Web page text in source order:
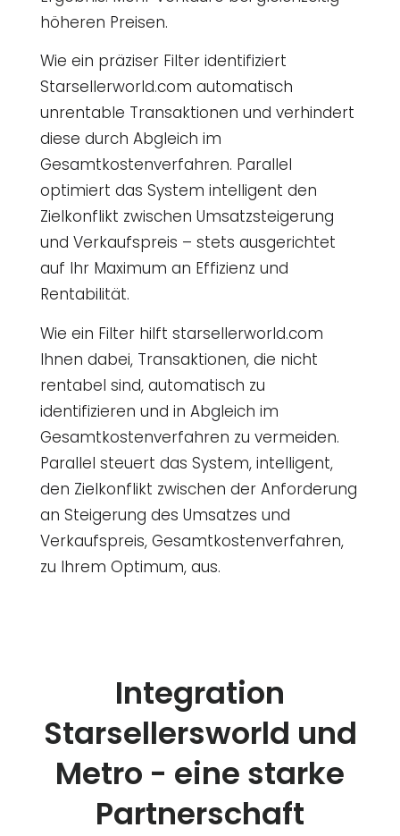
höheren Preisen.
Wie ein präziser Filter identifiziert
Starsellerworld.com automatisch
unrentable Transaktionen und verhindert
diese durch Abgleich im
Gesamtkostenverfahren. Parallel
optimiert das System intelligent den
Zielkonflikt zwischen Umsatzsteigerung
und Verkaufspreis – stets ausgerichtet
auf Ihr Maximum an Effizienz und
Rentabilität.
Wie ein Filter hilft starsellerworld.com
Ihnen dabei, Transaktionen, die nicht
rentabel sind, automatisch zu
identifizieren und in Abgleich im
Gesamtkostenverfahren zu vermeiden.
Parallel steuert das System, intelligent,
den Zielkonflikt zwischen der Anforderung
an Steigerung des Umsatzes und
Verkaufspreis, Gesamtkostenverfahren,
zu Ihrem Optimum, aus.
Integration
Starsellersworld und
Metro - eine starke
Partnerschaft